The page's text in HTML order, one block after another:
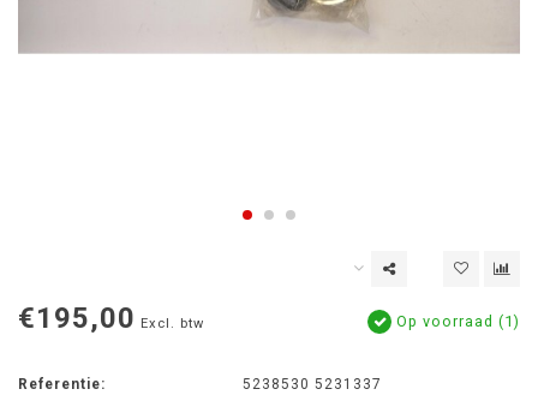
€195,00 Excl. btw Op voorraad (1)
Referentie:
5238530 5231337